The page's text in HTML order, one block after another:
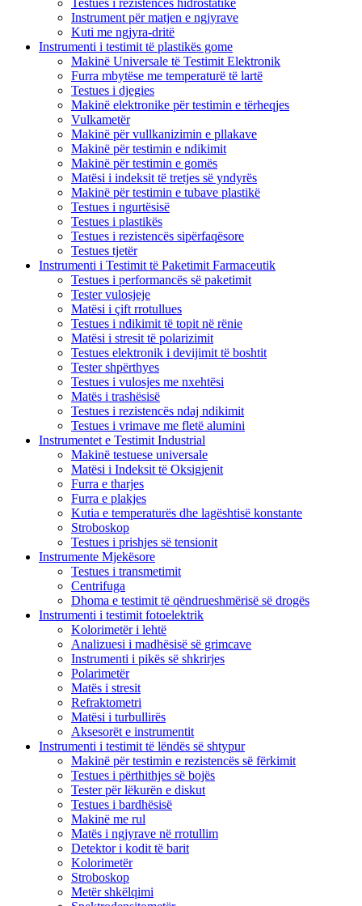
Instrument për matjen e ngjyrave
Kuti me ngjyra-dritë
Instrumenti i testimit të plastikës gome
Makinë Universale të Testimit Elektronik
Furra mbytëse me temperaturë të lartë
Testues i djegies
Makinë elektronike për testimin e tërheqjes
Vulkametër
Makinë për vullkanizimin e pllakave
Makinë për testimin e ndikimit
Makinë për testimin e gomës
Matësi i indeksit të tretjes së yndyrës
Makinë për testimin e tubave plastikë
Testues i ngurtësisë
Testues i plastikës
Testues i rezistencës sipërfaqësore
Testues tjetër
Instrumenti i Testimit të Paketimit Farmaceutik
Testues i performancës së paketimit
Tester vulosjeje
Matësi i çift rrotullues
Testues i ndikimit të topit në rënie
Matësi i stresit të polarizimit
Testues elektronik i devijimit të boshtit
Tester shpërthyes
Testues i vulosjes me nxehtësi
Matës i trashësisë
Testues i rezistencës ndaj ndikimit
Testues i vrimave me fletë alumini
Instrumentet e Testimit Industrial
Makinë testuese universale
Matësi i Indeksit të Oksigjenit
Furra e tharjes
Furra e plakjes
Kutia e temperaturës dhe lagështisë konstante
Stroboskop
Testues i prishjes së tensionit
Instrumente Mjekësore
Testues i transmetimit
Centrifuga
Dhoma e testimit të qëndrueshmërisë së drogës
Instrumenti i testimit fotoelektrik
Kolorimetër i lehtë
Analizuesi i madhësisë së grimcave
Instrumenti i pikës së shkrirjes
Polarimetër
Matës i stresit
Refraktometri
Matësi i turbullirës
Aksesorët e instrumentit
Instrumenti i testimit të lëndës së shtypur
Makinë për testimin e rezistencës së fërkimit
Testues i përthithjes së bojës
Tester për lëkurën e diskut
Testues i bardhësisë
Makinë me rul
Matës i ngjyrave në rrotullim
Detektor i kodit të barit
Kolorimetër
Stroboskop
Metër shkëlqimi